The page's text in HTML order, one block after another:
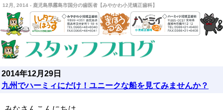
12月, 2014 - 鹿児島県霧島市国分の歯医者【みやかわ小児矯正歯科】
2014年12月29日
九州でハーミィにだけ！ユニークな船を見てみませんか？